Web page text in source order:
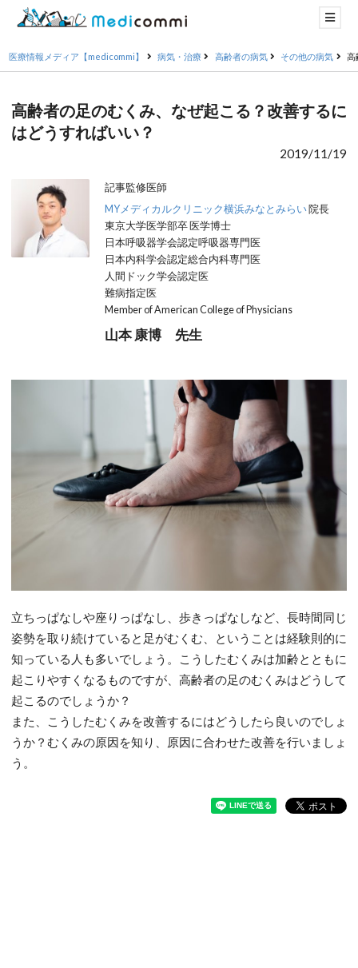
医療情報メディア【medicommi】 病気・治療 高齢者の病気 その他の病気 高
高齢者の足のむくみ、なぜ起こる？改善するに
はどうすればいい？
2019/11/19
記事監修医師
MYメディカルクリニック横浜みなとみらい院長
東京大学医学部卒 医学博士
日本呼吸器学会認定呼吸器専門医
日本内科学会認定総合内科専門医
人間ドック学会認定医
難病指定医
Member of American College of Physicians
山本 康博 先生
立ちっぱなしや座りっぱなし、歩きっぱなしなど、長時間同じ
姿勢を取り続けていると足がむくむ、ということは経験則的に
知っている人も多いでしょう。こうしたむくみは加齢とともに
起こりやすくなるものですが、高齢者の足のむくみはどうして
起こるのでしょうか？
また、こうしたむくみを改善するにはどうしたら良いのでしょ
うか？むくみの原因を知り、原因に合わせた改善を行いましょ
う。